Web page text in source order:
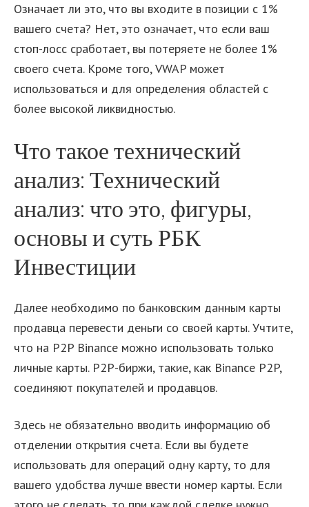
Означает ли это, что вы входите в позиции с 1%
вашего счета? Нет, это означает, что если ваш
стоп-лосс сработает, вы потеряете не более 1%
своего счета. Кроме того, VWAP может
использоваться и для определения областей с
более высокой ликвидностью.
Что такое технический
анализ: Технический
анализ: что это, фигуры,
основы и суть РБК
Инвестиции
Далее необходимо по банковским данным карты
продавца перевести деньги со своей карты. Учтите,
что на P2P Binance можно использовать только
личные карты. P2P-биржи, такие, как Binance P2P,
соединяют покупателей и продавцов.
Здесь не обязательно вводить информацию об
отделении открытия счета. Если вы будете
использовать для операций одну карту, то для
вашего удобства лучше ввести номер карты. Если